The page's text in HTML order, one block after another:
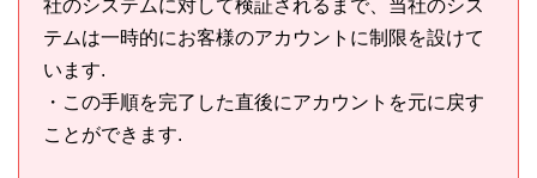
社のシステムに対して検証されるまで、当社のシス
テムは一時的にお客様のアカウントに制限を設けて
います.
・この手順を完了した直後にアカウントを元に戻す
ことができます.